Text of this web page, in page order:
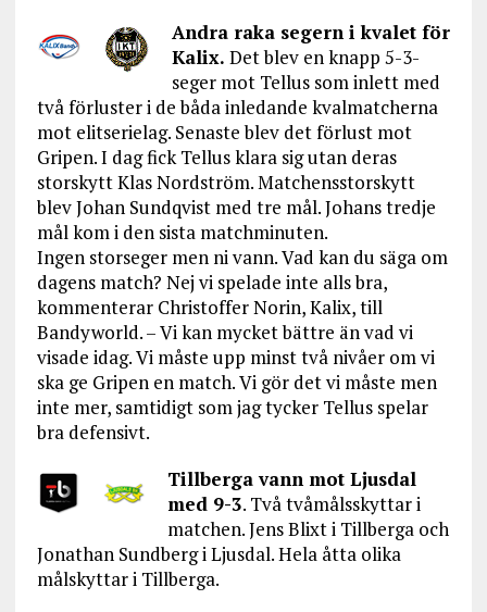
Andra raka segern i kvalet för
Kalix. Det blev en knapp 5-3-
seger mot Tellus som inlett med
två förluster i de båda inledande kvalmatcherna
mot elitserielag. Senaste blev det förlust mot
Gripen. I dag fick Tellus klara sig utan deras
storskytt Klas Nordström. Matchensstorskytt
blev Johan Sundqvist med tre mål. Johans tredje
mål kom i den sista matchminuten.
Ingen storseger men ni vann. Vad kan du säga om
dagens match? Nej vi spelade inte alls bra,
kommenterar Christoffer Norin, Kalix, till
Bandyworld. – Vi kan mycket bättre än vad vi
visade idag. Vi måste upp minst två nivåer om vi
ska ge Gripen en match. Vi gör det vi måste men
inte mer, samtidigt som jag tycker Tellus spelar
bra defensivt.
Tillberga vann mot Ljusdal
med 9-3. Två tvåmålsskyttar i
matchen. Jens Blixt i Tillberga och
Jonathan Sundberg i Ljusdal. Hela åtta olika
målskyttar i Tillberga.